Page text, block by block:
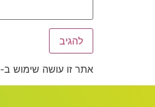
אתר זו עושה שימוש ב-Akismet כדי לסנן תגובות זבל.